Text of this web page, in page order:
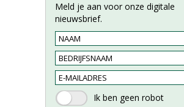
Meld je aan voor onze digitale
nieuwsbrief.